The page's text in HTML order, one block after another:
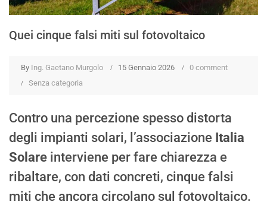
Quei cinque falsi miti sul fotovoltaico
By Ing. Gaetano Murgolo 15 Gennaio 2026
0 comment
Senza categoria
Contro una percezione spesso distorta
degli impianti solari, l’associazione Italia
Solare interviene per fare chiarezza e
ribaltare, con dati concreti, cinque falsi
miti che ancora circolano sul fotovoltaico.